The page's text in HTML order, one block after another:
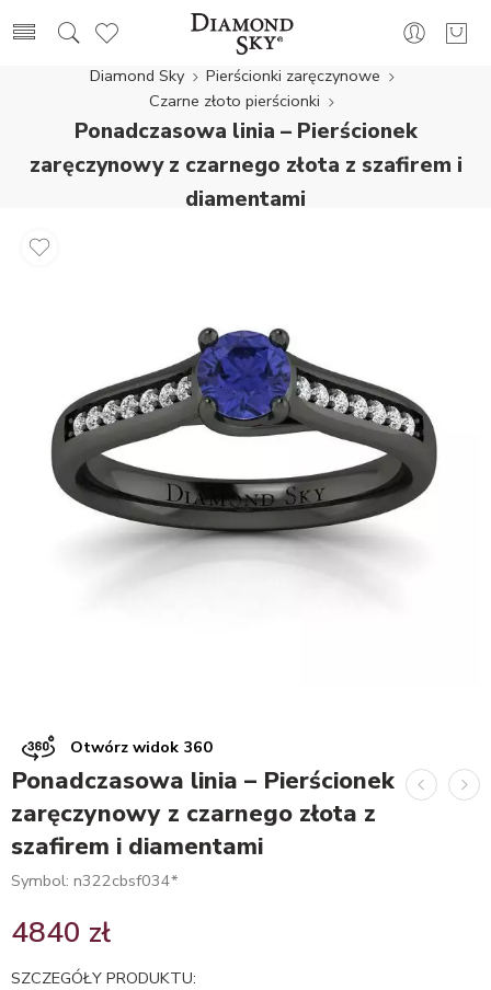
Diamond Sky
Pierścionki zaręczynowe
Czarne złoto pierścionki
Ponadczasowa linia – Pierścionek
zaręczynowy z czarnego złota z szafirem i
diamentami
Otwórz widok 360
Ponadczasowa linia – Pierścionek
zaręczynowy z czarnego złota z
szafirem i diamentami
Symbol: n322cbsf034*
4840 zł
SZCZEGÓŁY PRODUKTU: